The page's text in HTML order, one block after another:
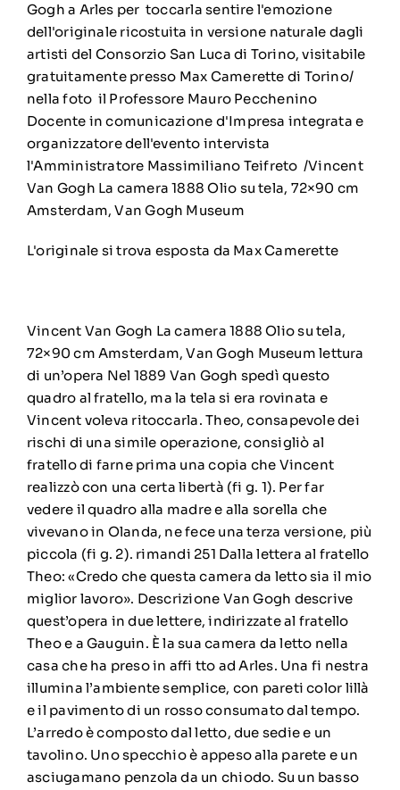
Gogh a Arles per toccarla sentire l'emozione
dell'originale ricostuita in versione naturale dagli
artisti del Consorzio San Luca di Torino, visitabile
gratuitamente presso Max Camerette di Torino/
nella foto il Professore Mauro Pecchenino
Docente in comunicazione d'Impresa integrata e
organizzatore dell'evento intervista
l'Amministratore Massimiliano Teifreto /Vincent
Van Gogh La camera 1888 Olio su tela, 72×90 cm
Amsterdam, Van Gogh Museum
L'originale si trova esposta da Max Camerette
Vincent Van Gogh La camera 1888 Olio su tela,
72×90 cm Amsterdam, Van Gogh Museum lettura
di un’opera Nel 1889 Van Gogh spedì questo
quadro al fratello, ma la tela si era rovinata e
Vincent voleva ritoccarla. Theo, consapevole dei
rischi di una simile operazione, consigliò al
fratello di farne prima una copia che Vincent
realizzò con una certa libertà (fi g. 1). Per far
vedere il quadro alla madre e alla sorella che
vivevano in Olanda, ne fece una terza versione, più
piccola (fi g. 2). rimandi 251 Dalla lettera al fratello
Theo: «Credo che questa camera da letto sia il mio
miglior lavoro». Descrizione Van Gogh descrive
quest’opera in due lettere, indirizzate al fratello
Theo e a Gauguin. È la sua camera da letto nella
casa che ha preso in affi tto ad Arles. Una fi nestra
illumina l’ambiente semplice, con pareti color lillà
e il pavimento di un rosso consumato dal tempo.
L’arredo è composto dal letto, due sedie e un
tavolino. Uno specchio è appeso alla parete e un
asciugamano penzola da un chiodo. Su un basso